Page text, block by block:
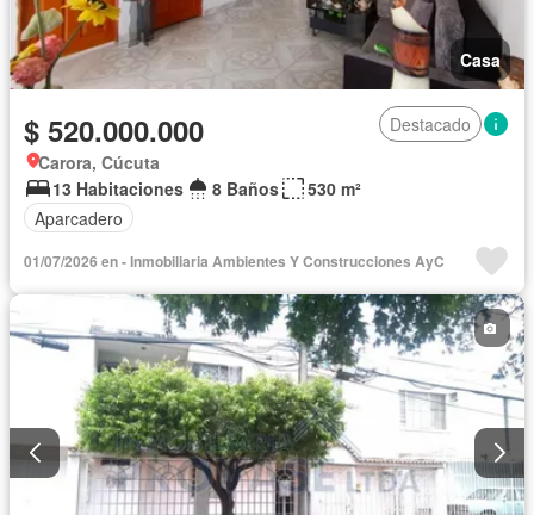
Casa
$ 520.000.000
Destacado
Carora, Cúcuta
13 Habitaciones
8 Baños
530 m²
Aparcadero
01/07/2026 en - Inmobiliaria Ambientes Y Construcciones AyC